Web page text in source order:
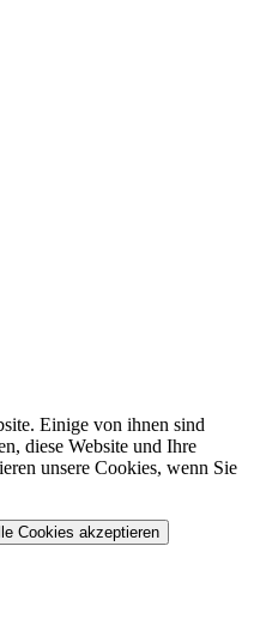
Einige von ihnen sind
diese Website und Ihre
unsere Cookies, wenn Sie
Cookies akzeptieren